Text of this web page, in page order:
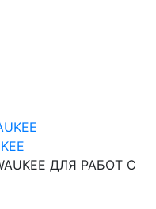
ДЛЯ РАБОТ С